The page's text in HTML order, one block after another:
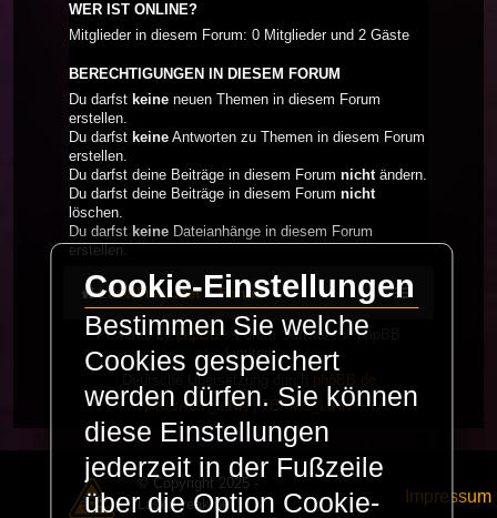
WER IST ONLINE?
Mitglieder in diesem Forum: 0 Mitglieder und 2 Gäste
BERECHTIGUNGEN IN DIESEM FORUM
Du darfst keine neuen Themen in diesem Forum
erstellen.
Du darfst keine Antworten zu Themen in diesem Forum
erstellen.
Du darfst deine Beiträge in diesem Forum nicht ändern.
Du darfst deine Beiträge in diesem Forum nicht
löschen.
Du darfst keine Dateianhänge in diesem Forum
erstellen.
LaserFreak.net Forum
Powered byphpBB ® Forum Software © phpBB
Limited
Deutsche Übersetzung durch phpBB.de
PRIVACY_LINK|TERMS_LINK
© Copyright 2025 -
LaserFreak.net
Impressum
Cookie-Einstellungen
Bestimmen Sie welche
Cookies gespeichert
werden dürfen. Sie können
diese Einstellungen
jederzeit in der Fußzeile
über die Option Cookie-